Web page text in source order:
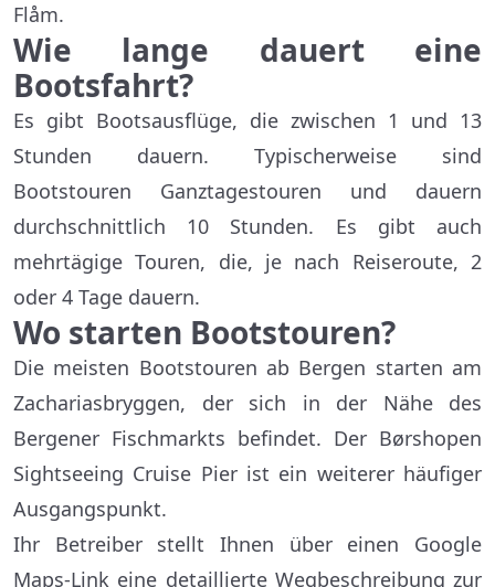
Flåm.
Wie lange dauert eine
Bootsfahrt?
Es gibt Bootsausflüge, die zwischen 1 und 13
Stunden dauern. Typischerweise sind
Bootstouren Ganztagestouren und dauern
durchschnittlich 10 Stunden. Es gibt auch
mehrtägige Touren, die, je nach Reiseroute, 2
oder 4 Tage dauern.
Wo starten Bootstouren?
Die meisten Bootstouren ab Bergen starten am
Zachariasbryggen, der sich in der Nähe des
Bergener Fischmarkts befindet. Der Børshopen
Sightseeing Cruise Pier ist ein weiterer häufiger
Ausgangspunkt.
Ihr Betreiber stellt Ihnen über einen Google
Maps-Link eine detaillierte Wegbeschreibung zur